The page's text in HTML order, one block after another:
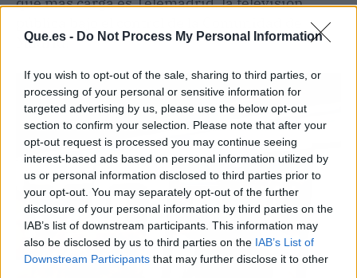
Que.es - Do Not Process My Personal Information
If you wish to opt-out of the sale, sharing to third parties, or
processing of your personal or sensitive information for
targeted advertising by us, please use the below opt-out
section to confirm your selection. Please note that after your
opt-out request is processed you may continue seeing
interest-based ads based on personal information utilized by
us or personal information disclosed to third parties prior to
your opt-out. You may separately opt-out of the further
disclosure of your personal information by third parties on the
IAB’s list of downstream participants. This information may
also be disclosed by us to third parties on the IAB’s List of
Downstream Participants that may further disclose it to other
Madrid.